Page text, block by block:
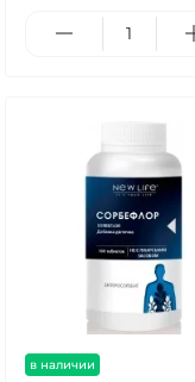
в наличии